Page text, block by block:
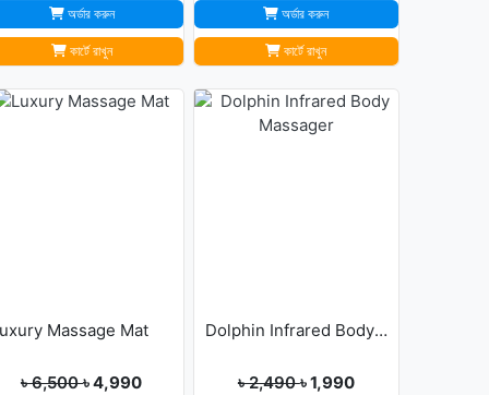
অর্ডার করুন
কার্টে রাখুন
অর্ডার করুন
কার্টে রাখুন
Massage Mat
৳ 6,500৳ 4,990
Dolphin Infrared Body Massager
৳ 2,490৳ 1,990